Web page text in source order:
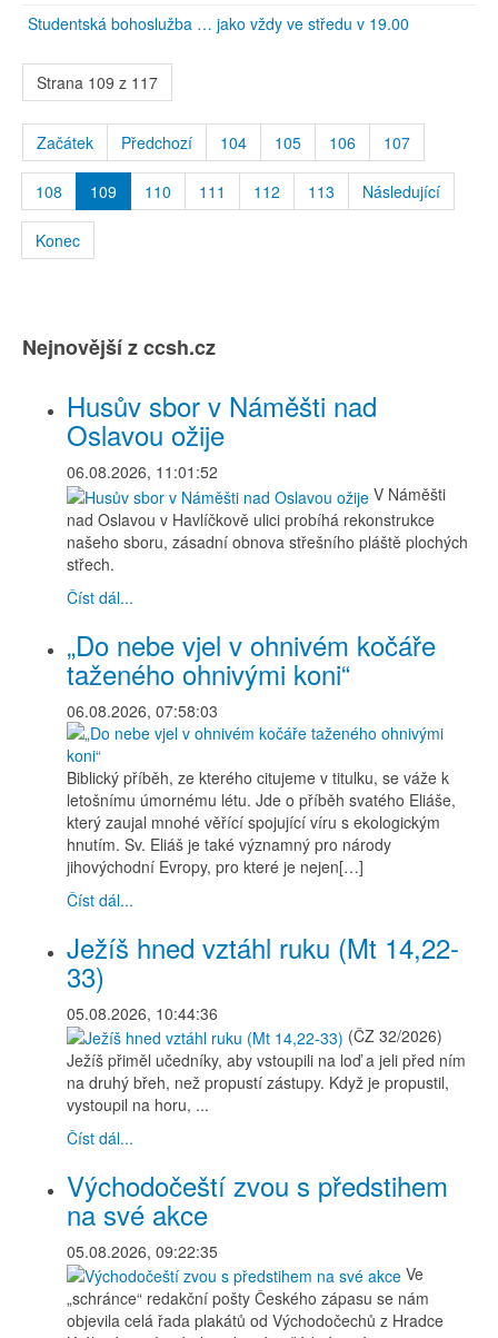
Studentská bohoslužba … jako vždy ve středu v 19.00
Strana 109 z 117
Začátek Předchozí 104 105 106 107
108 109 110 111 112 113 Následující
Konec
Nejnovější z ccsh.cz
Husův sbor v Náměšti nad
Oslavou ožije
06.08.2026, 11:01:52
V Náměšti
nad Oslavou v Havlíčkově ulici probíhá rekonstrukce
našeho sboru, zásadní obnova střešního pláště plochých
střech.
Číst dál...
„Do nebe vjel v ohnivém kočáře
taženého ohnivými koni“
06.08.2026, 07:58:03
Biblický příběh, ze kterého citujeme v titulku, se váže k
letošnímu úmornému létu. Jde o příběh svatého Eliáše,
který zaujal mnohé věřící spojující víru s ekologickým
hnutím. Sv. Eliáš je také významný pro národy
jihovýchodní Evropy, pro které je nejen[…]
Číst dál...
Ježíš hned vztáhl ruku (Mt 14,22-
33)
05.08.2026, 10:44:36
(ČZ 32/2026)
Ježíš přiměl učedníky, aby vstoupili na loď a jeli před ním
na druhý břeh, než propustí zástupy. Když je propustil,
vystoupil na horu, ...
Číst dál...
Východočeští zvou s předstihem
na své akce
05.08.2026, 09:22:35
Ve
„schránce“ redakční pošty Českého zápasu se nám
objevila celá řada plakátů od Východočechů z Hradce